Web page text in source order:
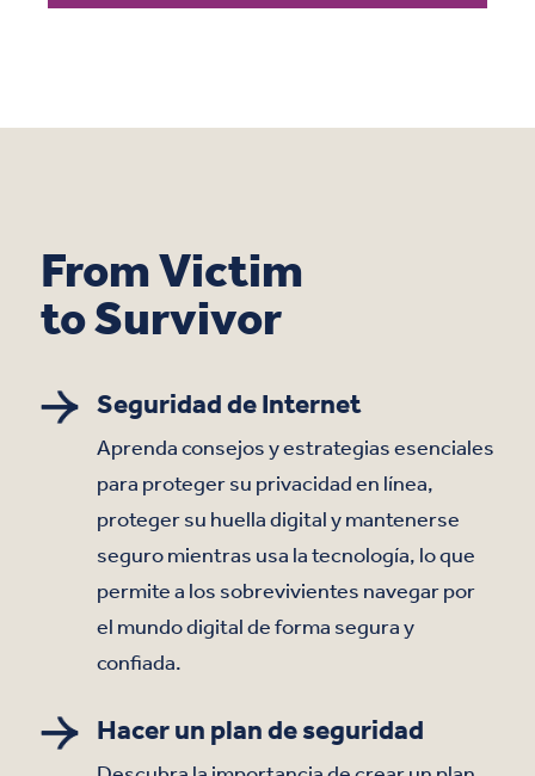
From Victim
to Survivor
Seguridad de Internet
Aprenda consejos y estrategias esenciales
para proteger su privacidad en línea,
proteger su huella digital y mantenerse
seguro mientras usa la tecnología, lo que
permite a los sobrevivientes navegar por
el mundo digital de forma segura y
confiada.
Hacer un plan de seguridad